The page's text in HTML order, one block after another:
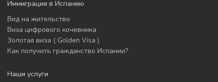
Иммиграция в Испанию
Вид на жительство
Виза цифрового кочевника
Золотая виза ( Golden Visa )
Как получить гражданство Испании?
Наши услуги